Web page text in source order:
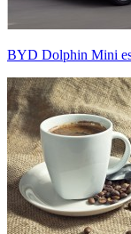
BYD Dolphin Mini